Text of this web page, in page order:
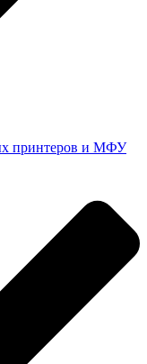
принтеров и МФУ